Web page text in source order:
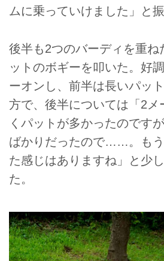
ムに乗っていけました」と振
後半も2つのバーディを重ね
ットのボギーを叩いた。好
ーオンし、前半は長いパッ
方で、後半については「2メ
くパットが多かったのです
ばかりだったので……。も
た感じはありますね」と少
た。